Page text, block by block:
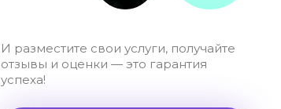
И разместите свои услуги, получайте
отзывы и оценки — это гарантия
успеха!